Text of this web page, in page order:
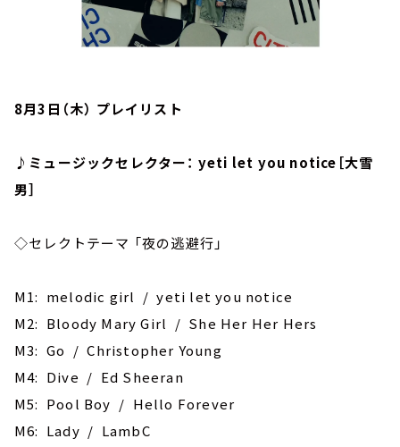
8月3日（木） プレイリスト
♪ミュージックセレクター： yeti let you notice［大雪
男］
◇セレクトテーマ 「夜の逃避行」
M1: melodic girl / yeti let you notice
M2: Bloody Mary Girl / She Her Her Hers
M3: Go / Christopher Young
M4: Dive / Ed Sheeran
M5: Pool Boy / Hello Forever
M6: Lady / LambC